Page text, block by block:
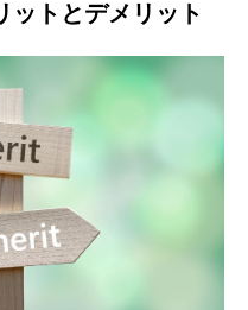
ットとデメリット